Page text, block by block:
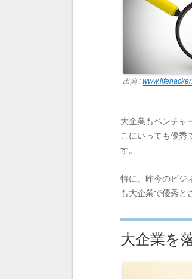
出典 :
大企業もベンチャ
こにいっても優秀
す。
特に、昨今のビジ
も大企業で優秀と
大企業を